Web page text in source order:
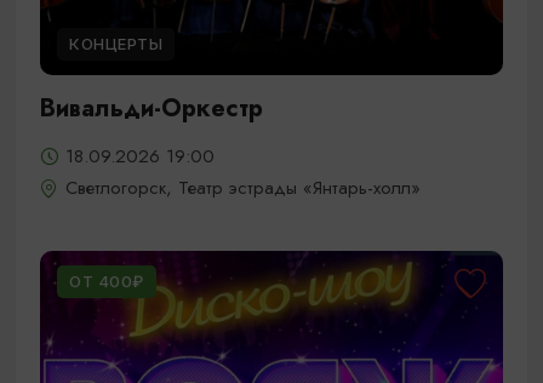
КОНЦЕРТЫ
Вивальди-Оркестр
18.09.2026 19:00
Светлогорск, Театр эстрады «Янтарь-холл»
ОТ 400₽